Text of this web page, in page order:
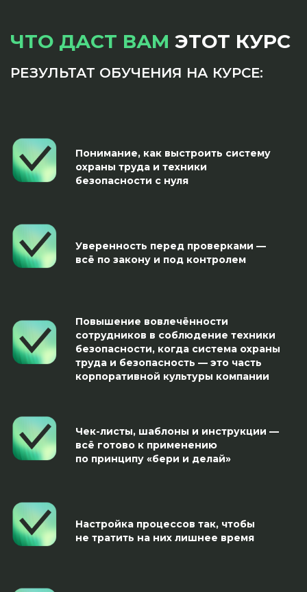
ЧТО ДАСТ ВАМ ЭТОТ КУРС
РЕЗУЛЬТАТ ОБУЧЕНИЯ НА КУРСЕ:
Понимание, как выстроить систему
охраны труда и техники
безопасности с нуля
Уверенность перед проверками —
всё по закону и под контролем
Повышение вовлечённости
сотрудников в соблюдение техники
безопасности, когда система охраны
труда и безопасность — это часть
корпоративной культуры компании
Чек-листы, шаблоны и инструкции —
всё готово к применению
по принципу «бери и делай»
Настройка процессов так, чтобы
не тратить на них лишнее время